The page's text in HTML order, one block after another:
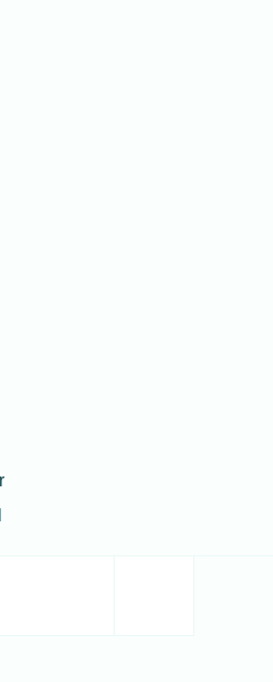
vækst.
hjælpe dig
om